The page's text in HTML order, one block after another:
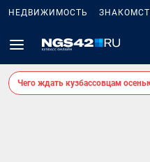
НЕДВИЖИМОСТЬ
Чего ждать кузбассовцам